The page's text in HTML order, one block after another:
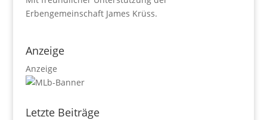
Erbengemeinschaft James Krüss.
Anzeige
Anzeige
Letzte Beiträge